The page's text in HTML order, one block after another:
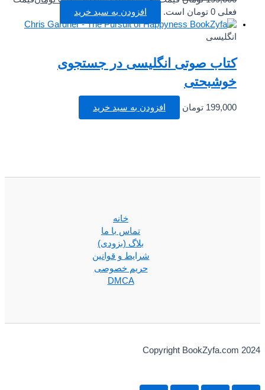
فعلی 0 تومان است.
افزودن به سبد خرید
انگلیسی
کتاب صوتی انگلیسی در جستجوی
خوشبحتی
199,000 تومان افزودن به سبد خرید
تماس با ما
بلاگ (بزودی)
شرایط و قوانین
حریم خصوصی
DMCA
Copyright BookZyfa.com